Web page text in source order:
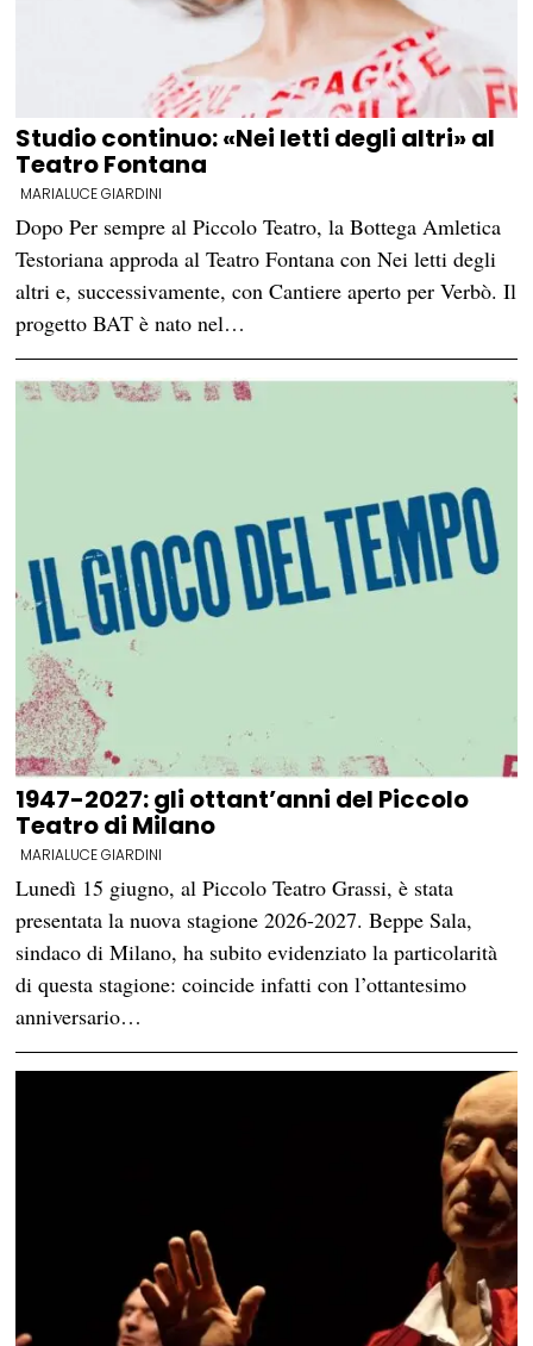
Studio continuo: «Nei letti degli altri» al
Teatro Fontana
MARIALUCE GIARDINI
Dopo Per sempre al Piccolo Teatro, la Bottega Amletica
Testoriana approda al Teatro Fontana con Nei letti degli
altri e, successivamente, con Cantiere aperto per Verbò. Il
progetto BAT è nato nel…
1947-2027: gli ottant’anni del Piccolo
Teatro di Milano
MARIALUCE GIARDINI
Lunedì 15 giugno, al Piccolo Teatro Grassi, è stata
presentata la nuova stagione 2026-2027. Beppe Sala,
sindaco di Milano, ha subito evidenziato la particolarità
di questa stagione: coincide infatti con l’ottantesimo
anniversario…